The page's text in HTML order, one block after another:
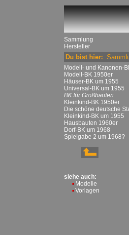
Sammlung
Hersteller
Du bist hier:
Modell- und Kanonen-
Modell-BK 1950er
Häuser-BK um 1955
Universal-BK um 1955
BK für Großbauten
Kleinkind-BK 1950er
Die schöne deutsche
Kleinkind-BK um 1955
Hausbauten 1960er
Dorf-BK um 1968
Spielgabe 2 um 1968?
siehe auch:
Modelle
Vorlagen